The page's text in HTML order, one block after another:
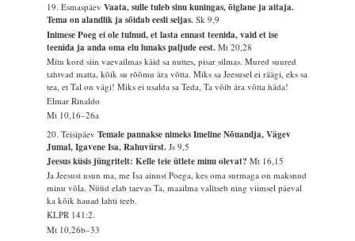
19. EsmaspäevVaata, sulle tuleb sinu kuningas, õiglane ja aitaja.
Tema on alandlik ja sõidab eesli seljas.Sk 9,9
Inimese Poeg ei ole tulnud, et lasta ennast teenida, vaid et ise
teenida ja anda oma elu lunaks paljude eest.Mt 20,28
Mitu kord siin vaevailmas käid sa nuttes, pisar silmas. Mured suured
tahtvad matta, kõik su rõõmu ära võtta. Miks sa Jeesusel ei räägi, eks sa
tea, et Tal on vägi! Miks ei usalda sa Teda, Ta võib ära võtta häda!
Elmar Rinaldo
Mt 10,16–26a
20. TeisipäevTemale pannakse nimeks Imeline Nõuandja, Vägev
Jumal, Igavene Isa, Rahuvürst.Js 9,5
Jeesus küsis jüngritelt: Kelle teie ütlete minu olevat?Mt 16,15
Ja Jeesust usun ma, me Isa ainust Poega, kes oma surmaga on maksnud
minu võla. Nüüd elab taevas Ta, maailma valitseb ning viimsel päeval
ka kõik hauad lahti teeb.
KLPR 141:2.
Mt 10,26b–33